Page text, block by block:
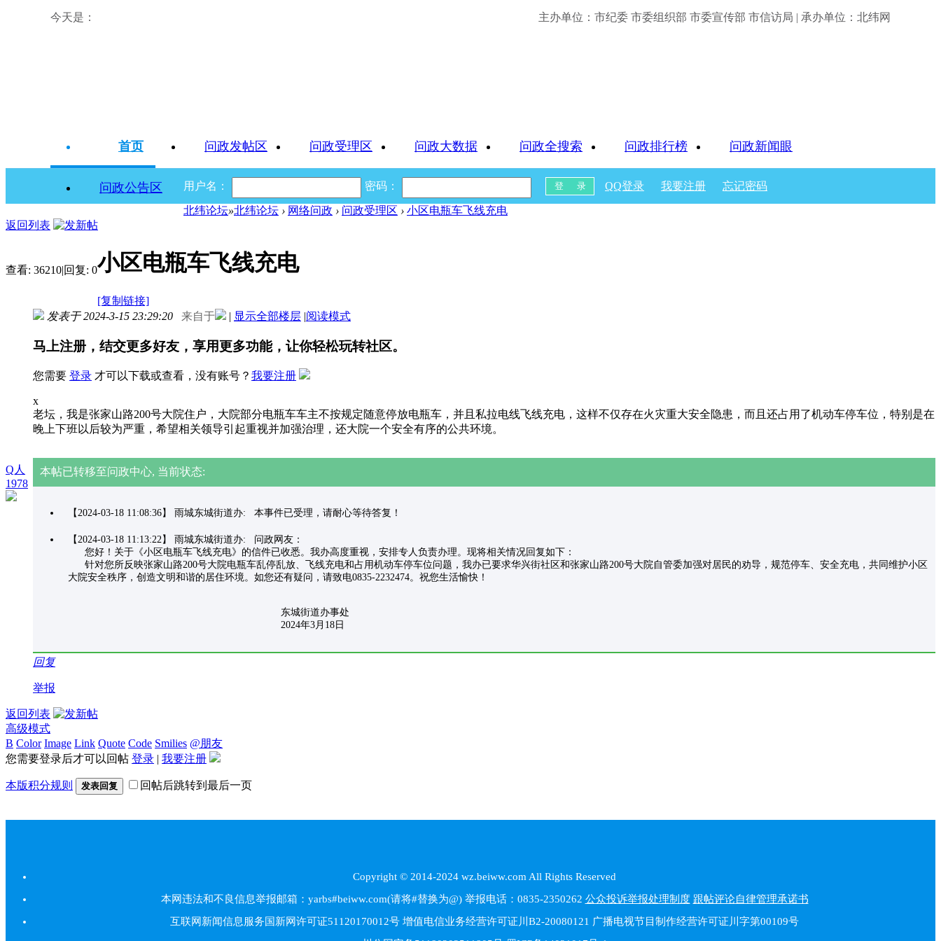
今天是： 主办单位：市纪委 市委组织部 市委宣传部 市信访局 | 承办单位：北纬网
首页 问政发帖区 问政受理区 问政大数据 问政全搜索 问政排行榜 问政新闻眼
问政公告区 用户名： 密码： QQ登录 我要注册 忘记密码
北纬论坛»北纬论坛 › 网络问政 › 问政受理区 › 小区电瓶车飞线充电
返回列表
查看: 36210|回复: 0小区电瓶车飞线充电
[复制链接]
Q人
1978
发表于 2024-3-15 23:29:20 来自于 | 显示全部楼层 |阅读模式
马上注册，结交更多好友，享用更多功能，让你轻松玩转社区。
您需要 登录 才可以下载或查看，没有账号？ 我要注册
x
老坛，我是张家山路200号大院住户，大院部分电瓶车车主不按规定随意停放电瓶车，并且私拉电线飞线充电，这样不仅存在火灾重大安全隐患，而且还占用了机动车停车位，特别是在
晚上下班以后较为严重，希望相关领导引起重视并加强治理，还大院一个安全有序的公共环境。
本帖已转移至问政中心, 当前状态:
【2024-03-18 11:08:36】 雨城东城街道办: 本事件已受理，请耐心等待答复！
【2024-03-18 11:13:22】 雨城东城街道办: 问政网友：
您好！关于《小区电瓶车飞线充电》的信件已收悉。我办高度重视，安排专人负责办理。现将相关情况回复如下：
针对您所反映张家山路200号大院电瓶车乱停乱放、飞线充电和占用机动车停车位问题，我办已要求华兴街社区和张家山路200号大院自管委加强对居民的劝导，规范停车、安全充电，共同维护小区
大院安全秩序，创造文明和谐的居住环境。如您还有疑问，请致电0835-2232474。祝您生活愉快！
东城街道办事处
2024年3月18日
回复
举报
返回列表
高级模式
B Color Image Link Quote Code Smilies @朋友
您需要登录后才可以回帖 登录 | 我要注册
本版积分规则 发表回复 回帖后跳转到最后一页
Copyright © 2014-2024 wz.beiww.com All Rights Reserved
本网违法和不良信息举报邮箱：yarbs#beiww.com(请将#替换为@) 举报电话：0835-2350262 公众投诉举报处理制度 跟帖评论自律管理承诺书
互联网新闻信息服务国新网许可证51120170012号 增值电信业务经营许可证川B2-20080121 广播电视节目制作经营许可证川字第00109号